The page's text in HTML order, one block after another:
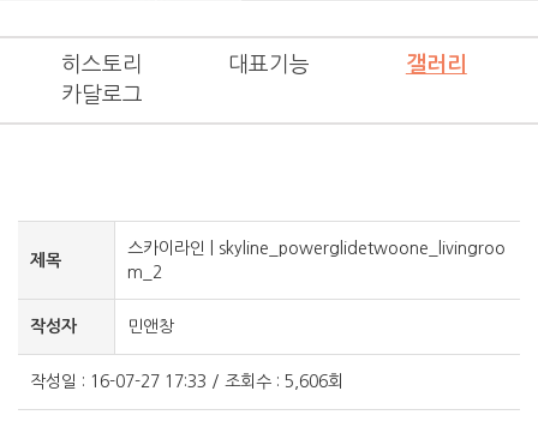
히스토리 대표기능
갤러리
카달로그
제목
스카이라인 | skyline_powerglidetwoone_livingroo
m_2
작성자 민앤창
작성일 : 16-07-27 17:33 / 조회수 : 5,606회